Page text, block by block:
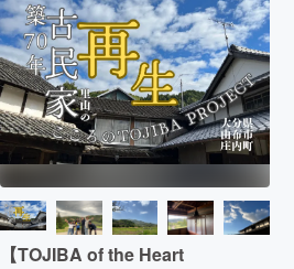
アート・写真
テクノロジー・ガジェット
映像・映画
ビジネス・起業
まちづくり・地域活性化
【TOJIBA of the Heart